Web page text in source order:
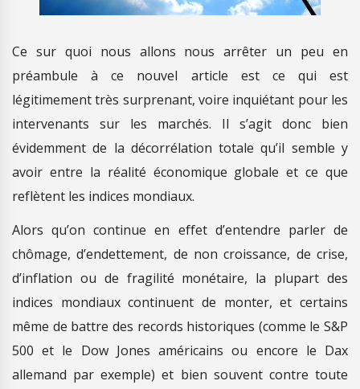
Ce sur quoi nous allons nous arrêter un peu en
préambule à ce nouvel article est ce qui est
légitimement très surprenant, voire inquiétant pour les
intervenants sur les marchés. Il s’agit donc bien
évidemment de la décorrélation totale qu’il semble y
avoir entre la réalité économique globale et ce que
reflètent les indices mondiaux.
Alors qu’on continue en effet d’entendre parler de
chômage, d’endettement, de non croissance, de crise,
d’inflation ou de fragilité monétaire, la plupart des
indices mondiaux continuent de monter, et certains
même de battre des records historiques (comme le S&P
500 et le Dow Jones américains ou encore le Dax
allemand par exemple) et bien souvent contre toute